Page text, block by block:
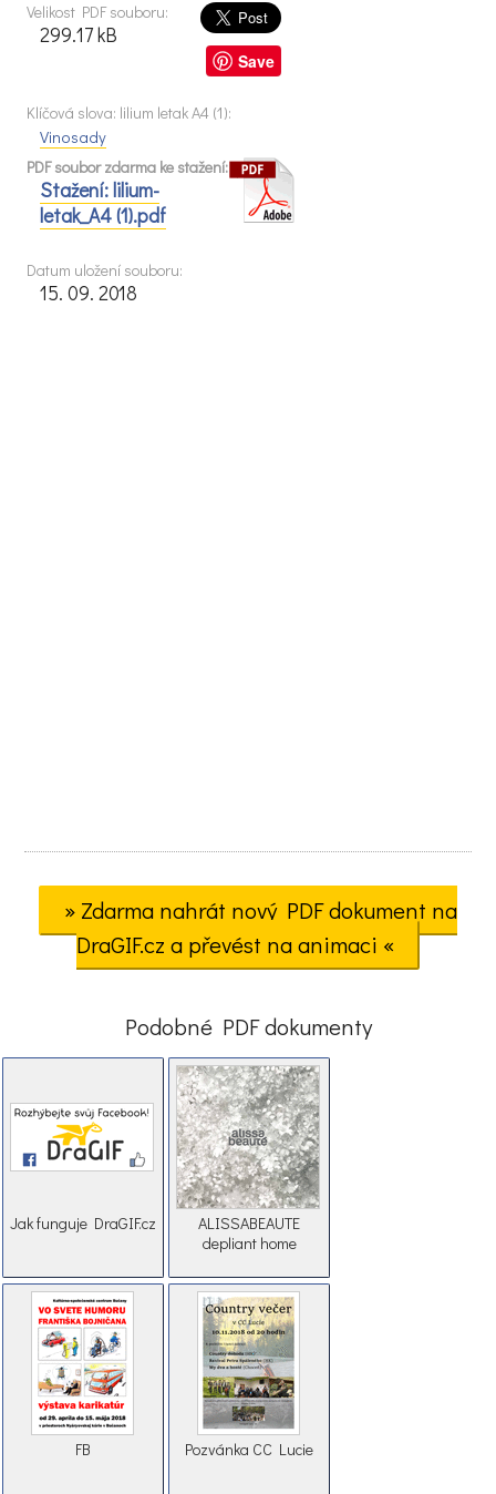
Save
Velikost PDF souboru:
299.17 kB
Klíčová slova: lilium letak A4 (1):
Vinosady
PDF soubor zdarma ke stažení:
Stažení: lilium-
letak_A4 (1).pdf
Datum uložení souboru:
15. 09. 2018
» Zdarma nahrát nový PDF dokument na
DraGIF.cz a převést na animaci «
Podobné PDF dokumenty
Jak funguje DraGIF.cz
ALISSABEAUTE
depliant home
FB Pozvánka CC Lucie